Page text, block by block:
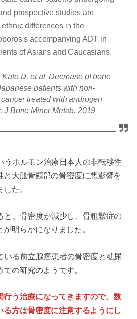
prospective studies are
differences in the
accompanying ADT in
of Asians and Caucasians.
D, et al. Decrease of bone
patients with non-
treated with androgen
J Bone Miner Metab. 2019
うホルモン治療日本人の非転移性
と大腿骨頸部の骨密度に悪影響を
た。
と、骨密度が減少し、骨粗鬆症の
明らかになりました。
いる前立腺癌患者の骨密度と糖尿
の研究のようです。
行う治療になってきますので、数
る方は骨密度に注意するようにし